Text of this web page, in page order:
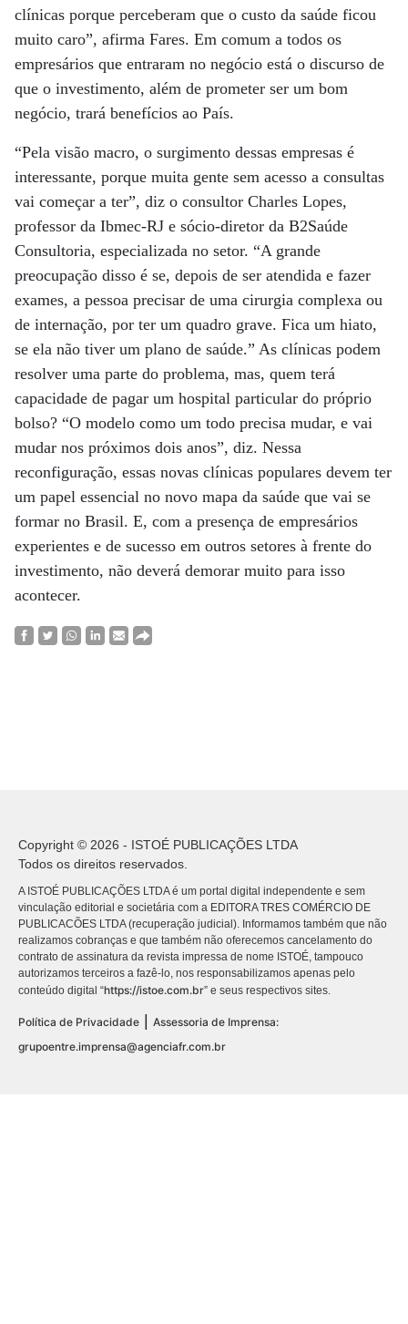
clínicas porque perceberam que o custo da saúde ficou
muito caro”, afirma Fares. Em comum a todos os
empresários que entraram no negócio está o discurso de
que o investimento, além de prometer ser um bom
negócio, trará benefícios ao País.
“Pela visão macro, o surgimento dessas empresas é
interessante, porque muita gente sem acesso a consultas
vai começar a ter”, diz o consultor Charles Lopes,
professor da Ibmec-RJ e sócio-diretor da B2Saúde
Consultoria, especializada no setor. “A grande
preocupação disso é se, depois de ser atendida e fazer
exames, a pessoa precisar de uma cirurgia complexa ou
de internação, por ter um quadro grave. Fica um hiato,
se ela não tiver um plano de saúde.” As clínicas podem
resolver uma parte do problema, mas, quem terá
capacidade de pagar um hospital particular do próprio
bolso? “O modelo como um todo precisa mudar, e vai
mudar nos próximos dois anos”, diz. Nessa
reconfiguração, essas novas clínicas populares devem ter
um papel essencial no novo mapa da saúde que vai se
formar no Brasil. E, com a presença de empresários
experientes e de sucesso em outros setores à frente do
investimento, não deverá demorar muito para isso
acontecer.
Copyright © 2026 - ISTOÉ PUBLICAÇÕES LTDA
Todos os direitos reservados.
A ISTOÉ PUBLICAÇÕES LTDA é um portal digital independente e sem
vinculação editorial e societária com a EDITORA TRES COMÉRCIO DE
PUBLICACÕES LTDA (recuperação judicial). Informamos também que não
realizamos cobranças e que também não oferecemos cancelamento do
contrato de assinatura da revista impressa de nome ISTOÉ, tampouco
autorizamos terceiros a fazê-lo, nos responsabilizamos apenas pelo
conteúdo digital “https://istoe.com.br” e seus respectivos sites.
Política de Privacidade
Assessoria de Imprensa:
grupoentre.imprensa@agenciafr.com.br